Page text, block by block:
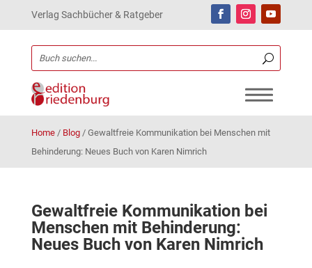
Verlag Sachbücher & Ratgeber
Home/ Blog/ Gewaltfreie Kommunikation bei Menschen mit
Behinderung: Neues Buch von Karen Nimrich
Gewaltfreie Kommunikation bei
Menschen mit Behinderung:
Neues Buch von Karen Nimrich